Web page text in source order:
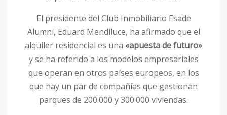
El presidente del Club Inmobiliario Esade
Alumni, Eduard Mendiluce, ha afirmado que el
alquiler residencial es una «apuesta de futuro»
y se ha referido a los modelos empresariales
que operan en otros países europeos, en los
que hay un par de compañías que gestionan
parques de 200.000 y 300.000 viviendas.